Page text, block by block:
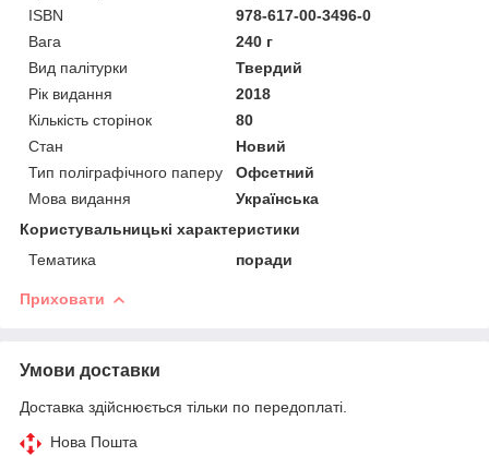
ISBN
978-617-00-3496-0
Вага
240 г
Вид палітурки
Твердий
Рік видання
2018
Кількість сторінок
80
Стан
Новий
Тип поліграфічного паперу
Офсетний
Мова видання
Українська
Користувальницькі характеристики
Тематика
поради
Приховати
Умови доставки
Доставка здійснюється тільки по передоплаті.
Нова Пошта